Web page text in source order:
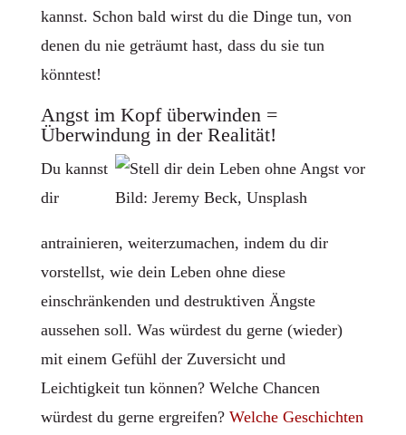
kannst. Schon bald wirst du die Dinge tun, von
denen du nie geträumt hast, dass du sie tun
könntest!
Angst im Kopf überwinden =
Überwindung in der Realität!
Bild: Jeremy Beck, Unsplash
Du kannst
dir
antrainieren, weiterzumachen, indem du dir
vorstellst, wie dein Leben ohne diese
einschränkenden und destruktiven Ängste
aussehen soll. Was würdest du gerne (wieder)
mit einem Gefühl der Zuversicht und
Leichtigkeit tun können? Welche Chancen
würdest du gerne ergreifen? Welche Geschichten